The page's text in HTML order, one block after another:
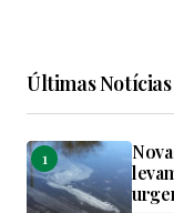
Últimas Notícias